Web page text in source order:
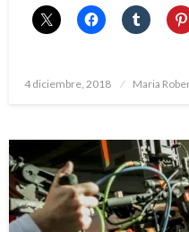
Publicado
4 diciembre, 2018 Maria